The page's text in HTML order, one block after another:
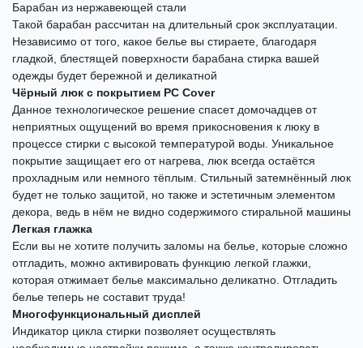
Барабан из нержавеющей стали
Такой барабан рассчитан на длительный срок эксплуатации.
Независимо от того, какое белье вы стираете, благодаря
гладкой, блестящей поверхности барабана стирка вашей
одежды будет бережной и деликатной
Чёрный люк с покрытием PC Cover
Данное технологическое решение спасет домочадцев от
неприятных ощущений во время прикосновения к люку в
процессе стирки с высокой температурой воды. Уникальное
покрытие защищает его от нагрева, люк всегда остаётся
прохладным или немного тёплым. Стильный затемнённый люк
будет не только защитой, но также и эстетичным элементом
декора, ведь в нём не видно содержимого стиральной машины
Легкая глажка
Если вы не хотите получить заломы на белье, которые сложно
отгладить, можно активировать функцию легкой глажки,
которая отжимает белье максимально деликатно. Отгладить
белье теперь не составит труда!
Многофункциональный дисплей
Индикатор цикла стирки позволяет осуществлять